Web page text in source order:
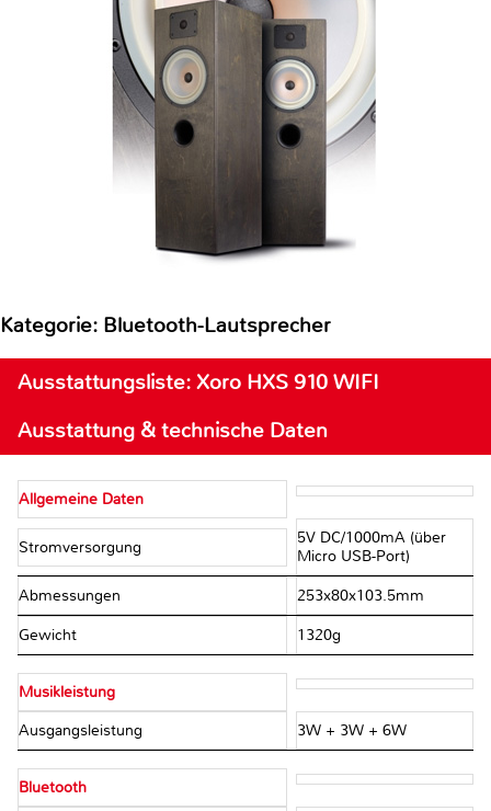
Kategorie: Bluetooth-Lautsprecher
Ausstattungsliste: Xoro HXS 910 WIFI
Ausstattung & technische Daten
Allgemeine Daten
Stromversorgung
5V DC/1000mA (über
Micro USB-Port)
Abmessungen 253x80x103.5mm
Gewicht 1320g
Musikleistung
Ausgangsleistung 3W + 3W + 6W
Bluetooth